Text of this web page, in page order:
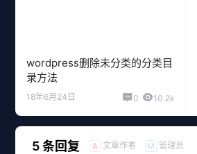
wordpress删除未分类的分类目
录方法
18年6月24日 0 10.2k
5 条回复 A 文章作者 M 管理员